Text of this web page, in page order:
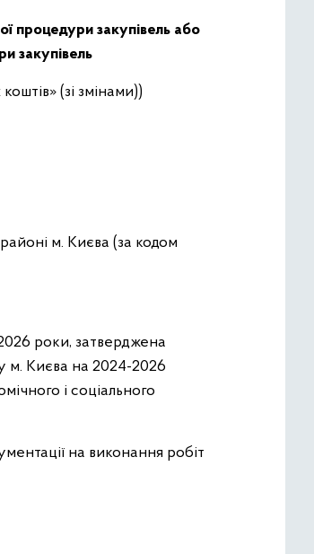
процедури закупівель або
закупівель
(зі змінами))
м. Києва (за кодом
роки, затверджена
м. Києва на 2024-2026
і соціального
на виконання робіт